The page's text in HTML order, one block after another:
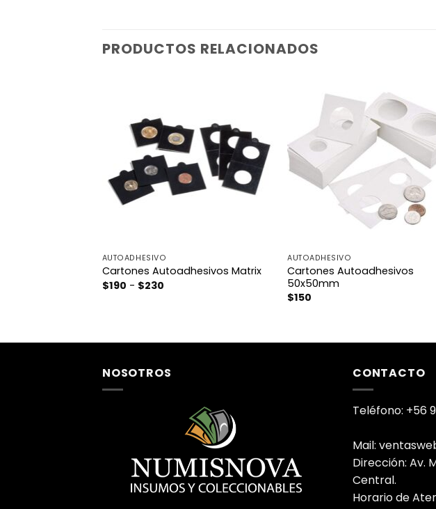
PRODUCTOS RELACIONADOS
AUTOADHESIVO
Cartones Autoadhesivos Matrix
$190 - $230Rango
$230
AUTOADHESIVO
Cartones Autoadhesivos
50x50mm
$150
NOSOTROS CONTACTO
Teléfono: +56
Mail:
Dirección: Av.
Central.
Horario de